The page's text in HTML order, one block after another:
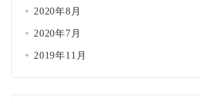
2020年8月
2020年7月
2019年11月